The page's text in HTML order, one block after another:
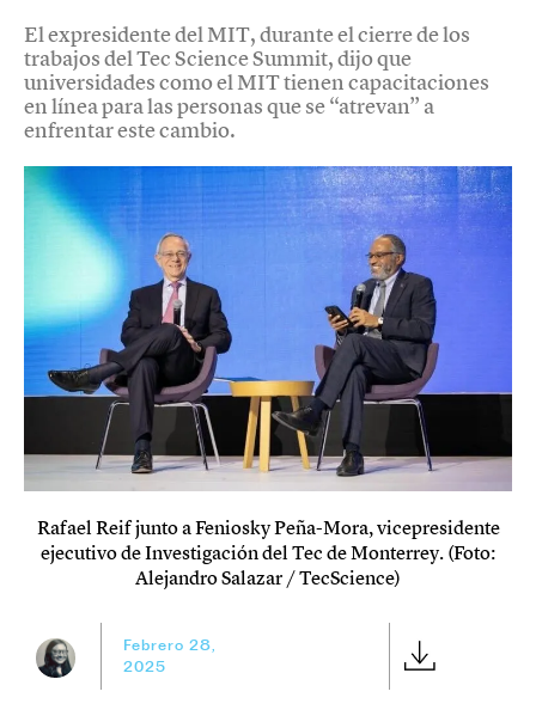
El expresidente del MIT, durante el cierre de los
trabajos del Tec Science Summit, dijo que
universidades como el MIT tienen capacitaciones
en línea para las personas que se “atrevan” a
enfrentar este cambio.
Rafael Reif junto a Feniosky Peña-Mora, vicepresidente
ejecutivo de Investigación del Tec de Monterrey. (Foto:
Alejandro Salazar / TecScience)
Febrero 28,
2025